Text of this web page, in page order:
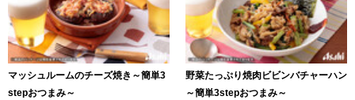
マッシュルームのチーズ焼き～簡単3
stepおつまみ～
野菜たっぷり焼肉ビビンバチャーハン
～簡単3stepおつまみ～